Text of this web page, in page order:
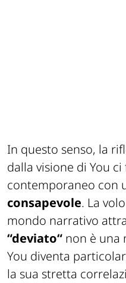
In questo senso, la
dalla visione di You
contemporaneo con
consapevole. La
mondo narrativo
“deviato“ non è una
You diventa
la sua stretta